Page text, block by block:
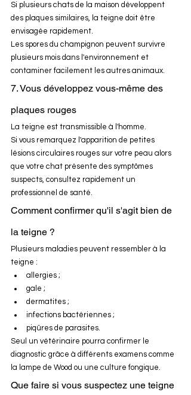
Si plusieurs chats de la maison développent
des plaques similaires, la teigne doit être
envisagée rapidement.
Les spores du champignon peuvent survivre
plusieurs mois dans l'environnement et
contaminer facilement les autres animaux.
7. Vous développez vous-même des
plaques rouges
La teigne est transmissible à l'homme.
Si vous remarquez l'apparition de petites
lésions circulaires rouges sur votre peau alors
que votre chat présente des symptômes
suspects, consultez rapidement un
professionnel de santé.
Comment confirmer qu'il s'agit bien de
la teigne ?
Plusieurs maladies peuvent ressembler à la
teigne :
allergies ;
gale ;
dermatites ;
infections bactériennes ;
piqûres de parasites.
Seul un vétérinaire pourra confirmer le
diagnostic grâce à différents examens comme
la lampe de Wood ou une culture fongique.
Que faire si vous suspectez une teigne